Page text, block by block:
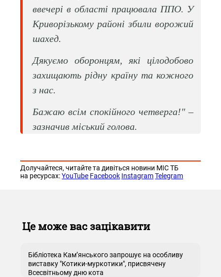
ввечері в області працювала ППО. У
Криворізькому районі збили ворожий
шахед.
Дякуємо оборонцям, які цілодобово
захищають рідну країну та кожного
з нас.
Бажаю всім спокійного четверга!" –
зазначив міський голова.
Долучайтеся, читайте та дивіться новини МІС ТБ
на ресурсах:YouTube Facebook Instagram Telegram
Це може вас зацікавити
Бібліотека Кам’янського запрошує на особливу
виставку "Котики-муркотики", присвячену
Всесвітньому дню кота